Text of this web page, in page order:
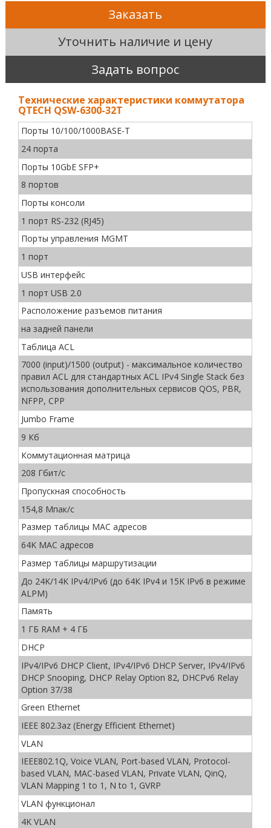
Заказать
Уточнить наличие и цену
Задать вопрос
Технические характеристики коммутатора
QTECH QSW-6300-32T
Порты 10/100/1000BASE-T
24 порта
Порты 10GbE SFP+
8 портов
Порты консоли
1 порт RS-232 (RJ45)
Порты управления MGMT
1 порт
USB интерфейс
1 порт USB 2.0
Расположение разъемов питания
на задней панели
Таблица ACL
7000 (input)/1500 (output) - максимальное количество
правил ACL для стандартных ACL IPv4 Single Stack без
использования дополнительных сервисов QOS, PBR,
NFPP, CPP
Jumbo Frame
9 Кб
Коммутационная матрица
208 Гбит/с
Пропускная способность
154,8 Мпак/с
Размер таблицы MAC адресов
64K MAC адресов
Размер таблицы маршрутизации
До 24K/14K IPv4/IPv6 (до 64К IPv4 и 15K IPv6 в режиме
ALPM)
Память
1 ГБ RAM + 4 ГБ
DHCP
IPv4/IPv6 DHCP Client, IPv4/IPv6 DHCP Server, IPv4/IPv6
DHCP Snooping, DHCP Relay Option 82, DHCPv6 Relay
Option 37/38
Green Ethernet
IEEE 802.3az (Energy Efficient Ethernet)
VLAN
IEEE802.1Q, Voice VLAN, Port-based VLAN, Protocol-
based VLAN, MAC-based VLAN, Private VLAN, QinQ,
VLAN Mapping 1 to 1, N to 1, GVRP
VLAN функционал
4K VLAN